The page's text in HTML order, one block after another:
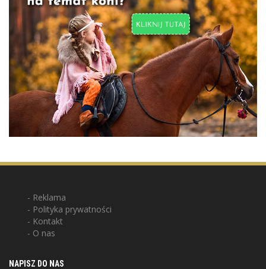
Reklama
Polityka prywatności
Kontakt
O nas
NAPISZ DO NAS